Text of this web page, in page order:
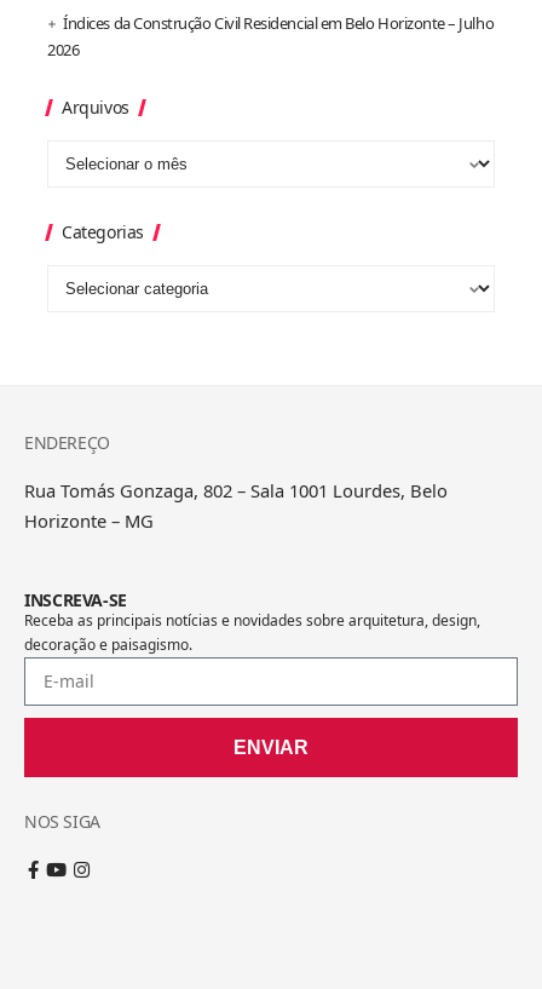
Índices da Construção Civil Residencial em Belo Horizonte – Julho
2026
Arquivos
Categorias
ENDEREÇO
Rua Tomás Gonzaga, 802 – Sala 1001 Lourdes, Belo
Horizonte – MG
INSCREVA-SE
Receba as principais notícias e novidades sobre arquitetura, design,
decoração e paisagismo.
ENVIAR
NOS SIGA